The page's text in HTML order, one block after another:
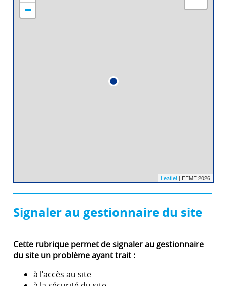
−
Leaflet | FFME 2026
Signaler au gestionnaire du site
Cette rubrique permet de signaler au gestionnaire
du site un problème ayant trait :
à l'accès au site